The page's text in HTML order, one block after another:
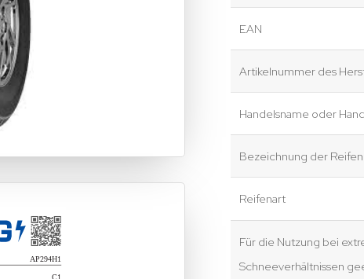
EAN
Artikelnummer des
Handelsname oder
Bezeichnung der
Reifenart
Für die Nutzung bei
Schneeverhältnissen